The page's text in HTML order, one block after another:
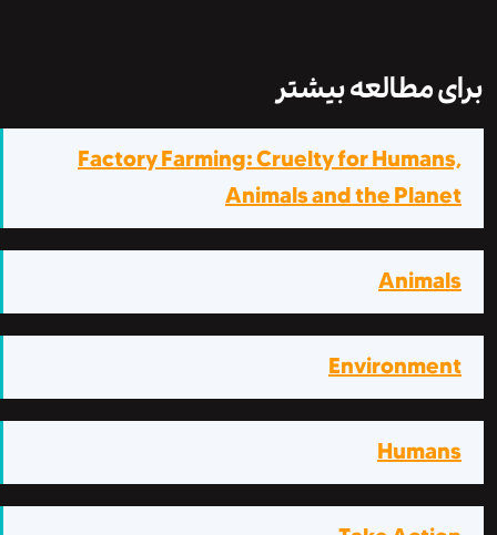
مطالعه بیشتر
Factory Farming: Cruelty for
Animals and the